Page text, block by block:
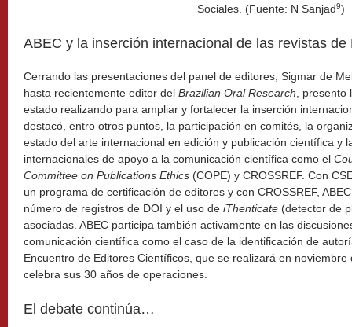
Sociales. (Fuente: N Sanjad9)
ABEC y la inserción internacional de las revistas de
Cerrando las presentaciones del panel de editores, Sigmar de
hasta recientemente editor del Brazilian Oral Research, presento
estado realizando para ampliar y fortalecer la inserción
destacó, entro otros puntos, la participación en comités, la
estado del arte internacional en edición y publicación científica y
internacionales de apoyo a la comunicación científica como el
Committee on Publications Ethics (COPE) y CROSSREF. Con
un programa de certificación de editores y con CROSSREF,
número de registros de DOI y el uso de iThenticate (detector de
asociadas. ABEC participa también activamente en las
comunicación científica como el caso de la identificación de
Encuentro de Editores Científicos, que se realizará en noviembre
celebra sus 30 años de operaciones.
El debate continúa…